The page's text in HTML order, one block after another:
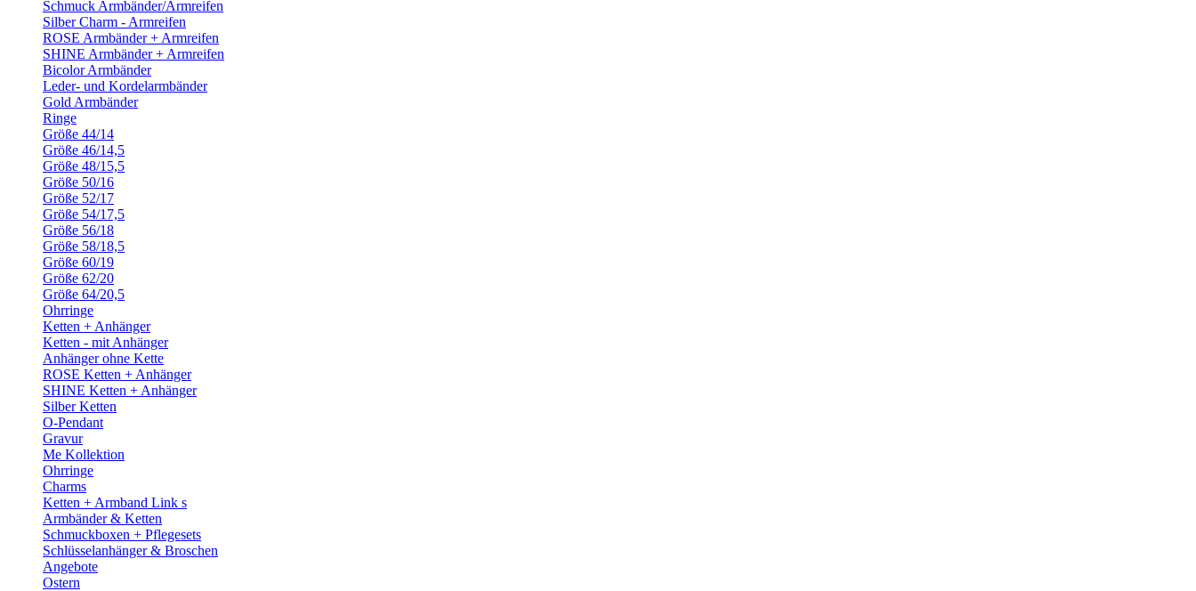
Schmuck Armbänder/Armreifen
Silber Charm - Armreifen
ROSE Armbänder + Armreifen
SHINE Armbänder + Armreifen
Bicolor Armbänder
Leder- und Kordelarmbänder
Gold Armbänder
Ringe
Größe 44/14
Größe 46/14,5
Größe 48/15,5
Größe 50/16
Größe 52/17
Größe 54/17,5
Größe 56/18
Größe 58/18,5
Größe 60/19
Größe 62/20
Größe 64/20,5
Ohrringe
Ketten + Anhänger
Ketten - mit Anhänger
Anhänger ohne Kette
ROSE Ketten + Anhänger
SHINE Ketten + Anhänger
Silber Ketten
O-Pendant
Gravur
Me Kollektion
Ohrringe
Charms
Ketten + Armband Link s
Armbänder & Ketten
Schmuckboxen + Pflegesets
Schlüsselanhänger & Broschen
Angebote
Ostern